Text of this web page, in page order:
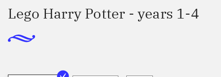
Lego Harry Potter - years 1-4